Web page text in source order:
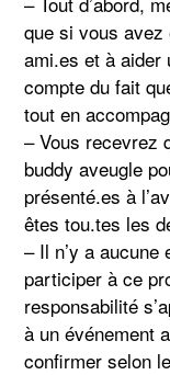
que si vous avez
ami.es et à aider
compte du fait
tout en
– Vous recevrez
buddy aveugle
présenté.es à
êtes tou.tes les
– Il n’y a aucune
participer à ce
responsabilité
à un événement
confirmer selon